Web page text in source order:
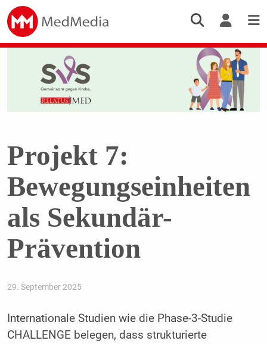
Projekt 7:
Bewegungseinheiten
als Sekundär-
Prävention
29. September 2025
Internationale Studien wie die Phase-3-Studie
CHALLENGE belegen, dass strukturierte